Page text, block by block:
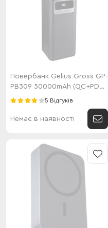
Повербанк Gelius Gross GP-
PB309 50000mAh (QC+PD
22.5W/Led) Black
5 Відгуків
Немає в наявності